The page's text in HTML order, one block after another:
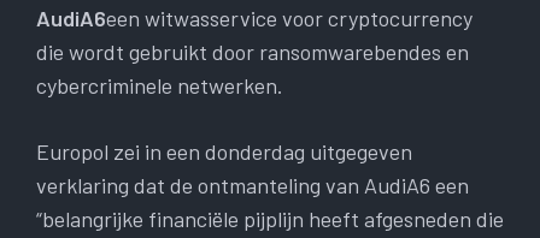
AudiA6een witwasservice voor cryptocurrency
die wordt gebruikt door ransomwarebendes en
cybercriminele netwerken.
Europol zei in een donderdag uitgegeven
verklaring dat de ontmanteling van AudiA6 een
“belangrijke financiële pijplijn heeft afgesneden die